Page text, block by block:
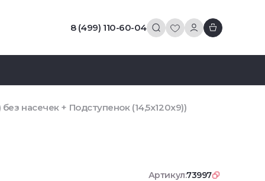
8 (499) 110-60-04
насечек + Подступенок (14,5x120x9))
Артикул:73997